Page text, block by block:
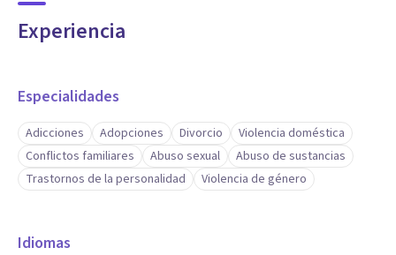
Experiencia
Especialidades
Adicciones Adopciones Divorcio
Violencia doméstica
Conflictos familiares
Abuso sexual
Abuso de sustancias
Trastornos de la personalidad
Violencia de género
Idiomas